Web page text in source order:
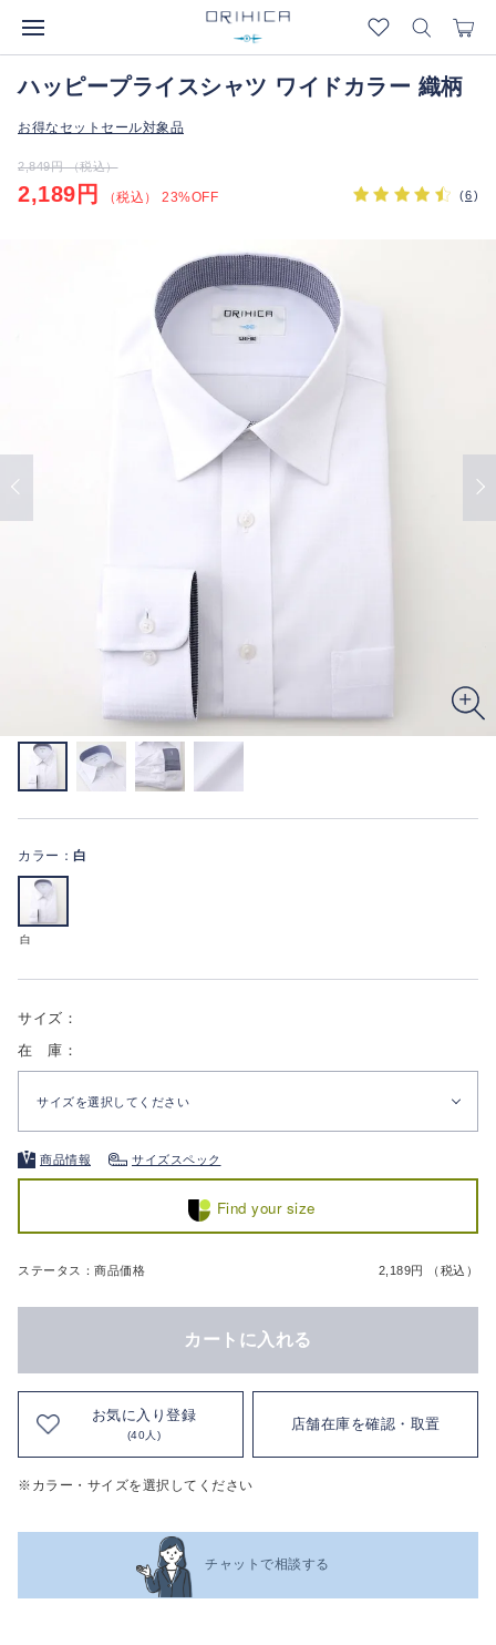
ハッピープライスシャツ ワイドカラー 織柄
お得なセットセール対象品
2,849円 （税込）
2,189円 （税込） 23%OFF (6)
カラー： 白
白
サイズ：
在 庫：
サイズを選択してください
商品情報 サイズスペック
Find your size
ステータス：商品価格 2,189円 （税込）
カートに入れる
お気に入り登録
(40人)
店舗在庫を確認・取置
※カラー・サイズを選択してください
チャットで相談する